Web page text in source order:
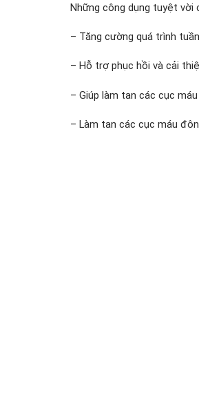
Những công dụng tuyệt vời
– Tăng cường quá trình
– Hỗ trợ phục hồi và cải
– Giúp làm tan các cục
– Làm tan các cục máu